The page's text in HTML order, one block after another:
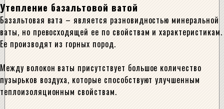
Утепление базальтовой ватой
Базальтовая вата – является разновидностью минеральной
ваты, но превосходящей ее по свойствам и характеристикам.
Ее производят из горных пород.
Между волокон ваты присутствует большое количество
пузырьков воздуха, которые способствуют улучшенным
теплоизоляционным свойствам.